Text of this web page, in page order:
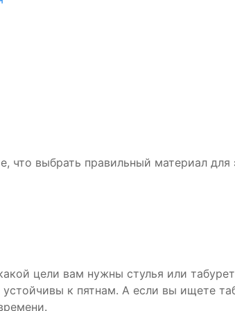
что выбрать правильный материал
цели вам нужны стулья или
к пятнам. А если вы ищете